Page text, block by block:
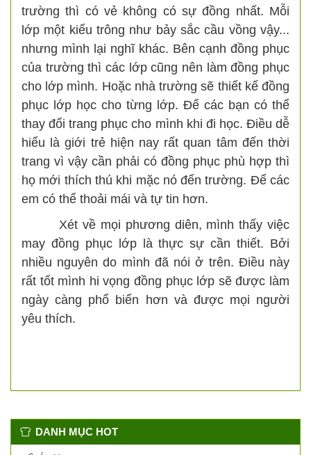
trường thì có vẻ không có sự đồng nhất. Mỗi
lớp một kiểu trông như bảy sắc cầu vồng vậy...
nhưng mình lại nghĩ khác. Bên cạnh đồng phục
của trường thì các lớp cũng nên làm đồng phục
cho lớp mình. Hoặc nhà trường sẽ thiết kế đồng
phục lớp học cho từng lớp. Để các bạn có thể
thay đổi trang phục cho mình khi đi học. Điều dễ
hiểu là giới trẻ hiện nay rất quan tâm đến thời
trang vì vậy cần phải có đồng phục phù hợp thì
họ mới thích thú khi mặc nó đến trường. Để các
em có thể thoải mái và tự tin hơn.
Xét về mọi phương diên, mình thấy việc
may đồng phục lớp là thực sự cần thiết. Bởi
nhiều nguyên do mình đã nói ở trên. Điều này
rất tốt mình hi vọng đồng phục lớp sẽ được làm
ngày càng phổ biến hơn và được mọi người
yêu thích.
DANH MỤC HOT